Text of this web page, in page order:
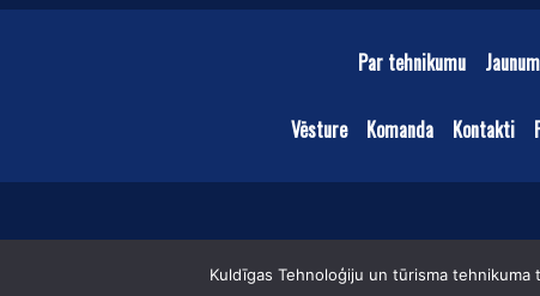
Par tehnikumu
Vēsture Komanda Kontakti
Kuldīgas Tehnoloģiju un tūrisma